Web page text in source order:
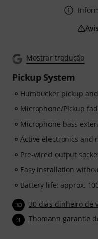
Mostrar tradução
Pickup System
Humbucker pickup
Microphone/Pickup
Microphone bass
Active electronics and
Pre-wired output
Easy installation
Battery life: approx.
30 30 dias dinheiro de
3 Thomann garantie